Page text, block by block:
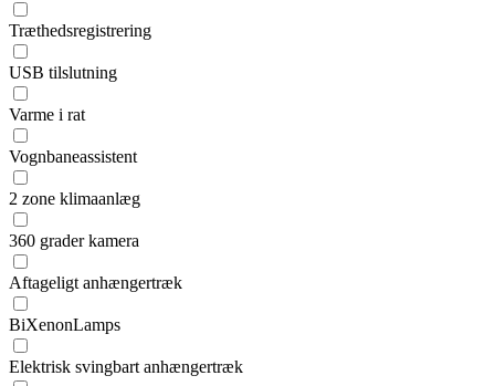
Træthedsregistrering
USB tilslutning
Varme i rat
Vognbaneassistent
2 zone klimaanlæg
360 grader kamera
Aftageligt anhængertræk
BiXenonLamps
Elektrisk svingbart anhængertræk